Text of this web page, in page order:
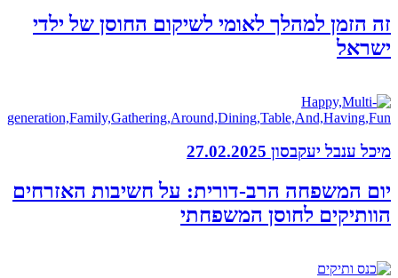
זה הזמן למהלך לאומי לשיקום החוסן של ילדי
ישראל
מיכל ענבל יעקבסון 27.02.2025
יום המשפחה הרב-דורית: על חשיבות האזרחים
הוותיקים לחוסן המשפחתי